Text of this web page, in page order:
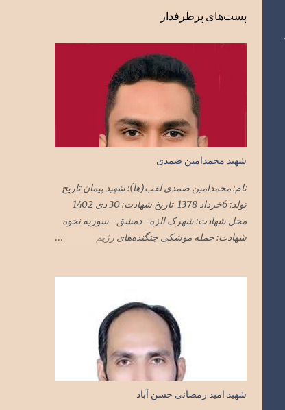
پست‌های پرطرفدار
شهید محمدامین صمدی
نام: محمدامین صمدی لقب(ها): شهید پیمان تاریخ
تولد: 6خرداد 1378 تاریخ شهادت: 30 دی 1402
محل شهادت: شهرک الزه- دمشق- سوریه نحوه
شهادت: حمله موشکی جنگنده‌های رژیم
شهید امید رمضانی حسن آباد